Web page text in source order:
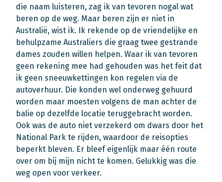
die naam luisteren, zag ik van tevoren nogal wat
beren op de weg. Maar beren zijn er niet in
Australië, wist ik. Ik rekende op de vriendelijke en
behulpzame Australiers die graag twee gestrande
dames zouden willen helpen. Waar ik van tevoren
geen rekening mee had gehouden was het feit dat
ik geen sneeuwkettingen kon regelen via de
autoverhuur. Die konden wel onderweg gehuurd
worden maar moesten volgens de man achter de
balie op dezelfde locatie teruggebracht worden.
Ook was de auto niet verzekerd om dwars door het
National Park te rijden, waardoor de reisopties
beperkt bleven. Er bleef eigenlijk maar één route
over om bij mijn nicht te komen. Gelukkig was die
weg open voor verkeer.